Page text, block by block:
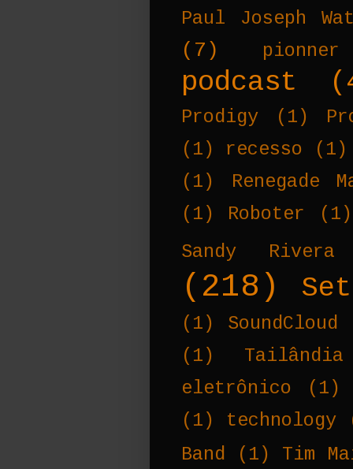
Paul Joseph
(7) pionner
podcast
Prodigy (1)
(1)
recesso
(1)
(1)
Renegade
(1)
Roboter
(1)
Sandy Rivera
(218) Set
(1) SoundCloud
(1)
Tailândia
eletrônico
(1)
(1)
technology
Band
(1) Tim